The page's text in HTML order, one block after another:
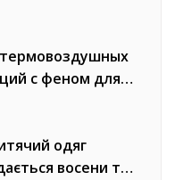
с феном для
одяг
восени та